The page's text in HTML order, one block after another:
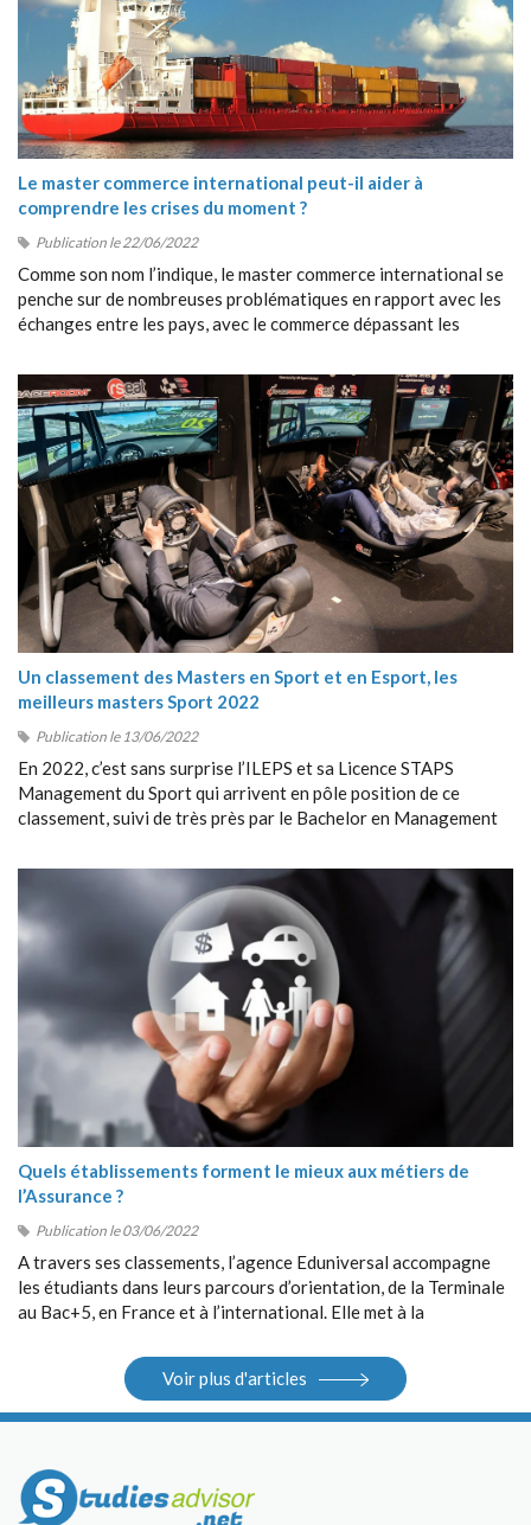
Le master commerce international peut-il aider à
comprendre les crises du moment ?
Publication le 22/06/2022
Comme son nom l’indique, le master commerce international se
penche sur de nombreuses problématiques en rapport avec les
échanges entre les pays, avec le commerce dépassant les
Un classement des Masters en Sport et en Esport, les
meilleurs masters Sport 2022
Publication le 13/06/2022
En 2022, c’est sans surprise l’ILEPS et sa Licence STAPS
Management du Sport qui arrivent en pôle position de ce
classement, suivi de très près par le Bachelor en Management
Quels établissements forment le mieux aux métiers de
l’Assurance ?
Publication le 03/06/2022
A travers ses classements, l’agence Eduniversal accompagne
les étudiants dans leurs parcours d’orientation, de la Terminale
au Bac+5, en France et à l’international. Elle met à la
Internet, salons.
Voir plus d'articles